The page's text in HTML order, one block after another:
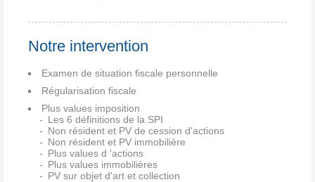
Notre intervention
Examen de situation fiscale personnelle
Régularisation fiscale
Plus values imposition
Les 6 définitions de la SPI
Non résident et PV de cession d'actions
Non résident et PV immobilière
Plus values d 'actions
Plus values immobilières
PV sur objet d'art et collection